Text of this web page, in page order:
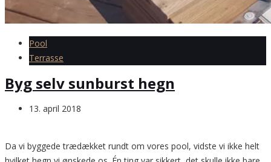
Pool
Terrasse
Byg selv sunburst hegn
13. april 2018
Da vi byggede trædækket rundt om vores pool, vidste vi ikke helt